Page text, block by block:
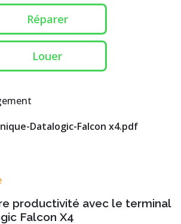
Réparer
Louer
Datalogic-Falcon x4.pdf
productivité avec le terminal
Falcon X4